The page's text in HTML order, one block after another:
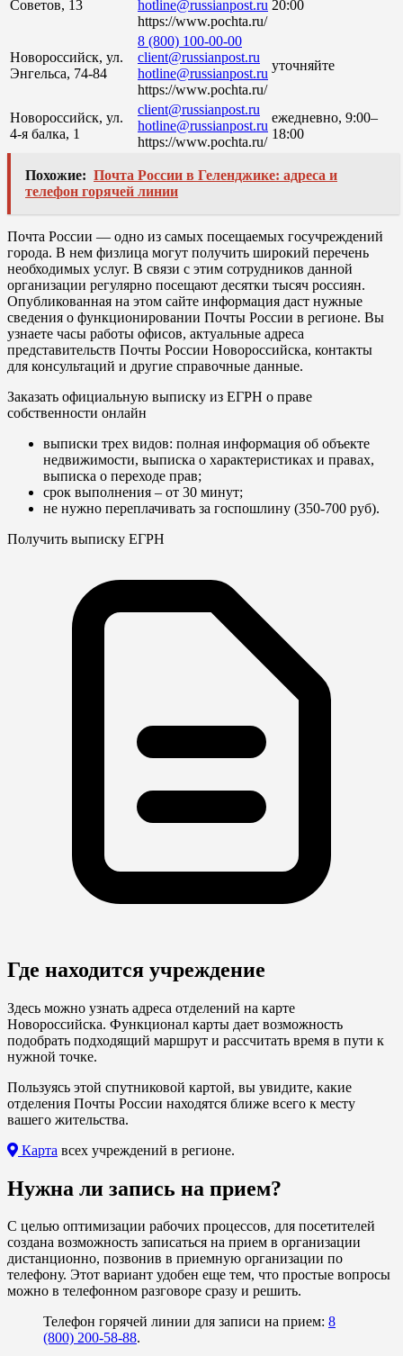
Советов, 13
hotline@russianpost.ru
https://www.pochta.ru/
20:00
Новороссийск, ул.
Энгельса, 74-84
8 (800) 100-00-00
client@russianpost.ru
hotline@russianpost.ru
https://www.pochta.ru/
уточняйте
Новороссийск, ул.
4-я балка, 1
client@russianpost.ru
hotline@russianpost.ru
https://www.pochta.ru/
ежедневно, 9:00–
18:00
Похожие: Почта России в Геленджике: адреса и
телефон горячей линии
Почта России — одно из самых посещаемых госучреждений
города. В нем физлица могут получить широкий перечень
необходимых услуг. В связи с этим сотрудников данной
организации регулярно посещают десятки тысяч россиян.
Опубликованная на этом сайте информация даст нужные
сведения о функционировании Почты России в регионе. Вы
узнаете часы работы офисов, актуальные адреса
представительств Почты России Новороссийска, контакты
для консультаций и другие справочные данные.
Заказать официальную выписку из ЕГРН о праве
собственности онлайн
выписки трех видов: полная информация об объекте
недвижимости, выписка о характеристиках и правах,
выписка о переходе прав;
срок выполнения – от 30 минут;
не нужно переплачивать за госпошлину (350-700 руб).
Получить выписку ЕГРН
Где находится учреждение
Здесь можно узнать адреса отделений на карте
Новороссийска. Функционал карты дает возможность
подобрать подходящий маршрут и рассчитать время в пути к
нужной точке.
Пользуясь этой спутниковой картой, вы увидите, какие
отделения Почты России находятся ближе всего к месту
вашего жительства.
Карта всех учреждений в регионе.
Нужна ли запись на прием?
С целью оптимизации рабочих процессов, для посетителей
создана возможность записаться на прием в организации
дистанционно, позвонив в приемную организации по
телефону. Этот вариант удобен еще тем, что простые вопросы
можно в телефонном разговоре сразу и решить.
Телефон горячей линии для записи на прием: 8
(800) 200-58-88.